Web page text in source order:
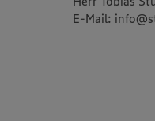
E-Mail: